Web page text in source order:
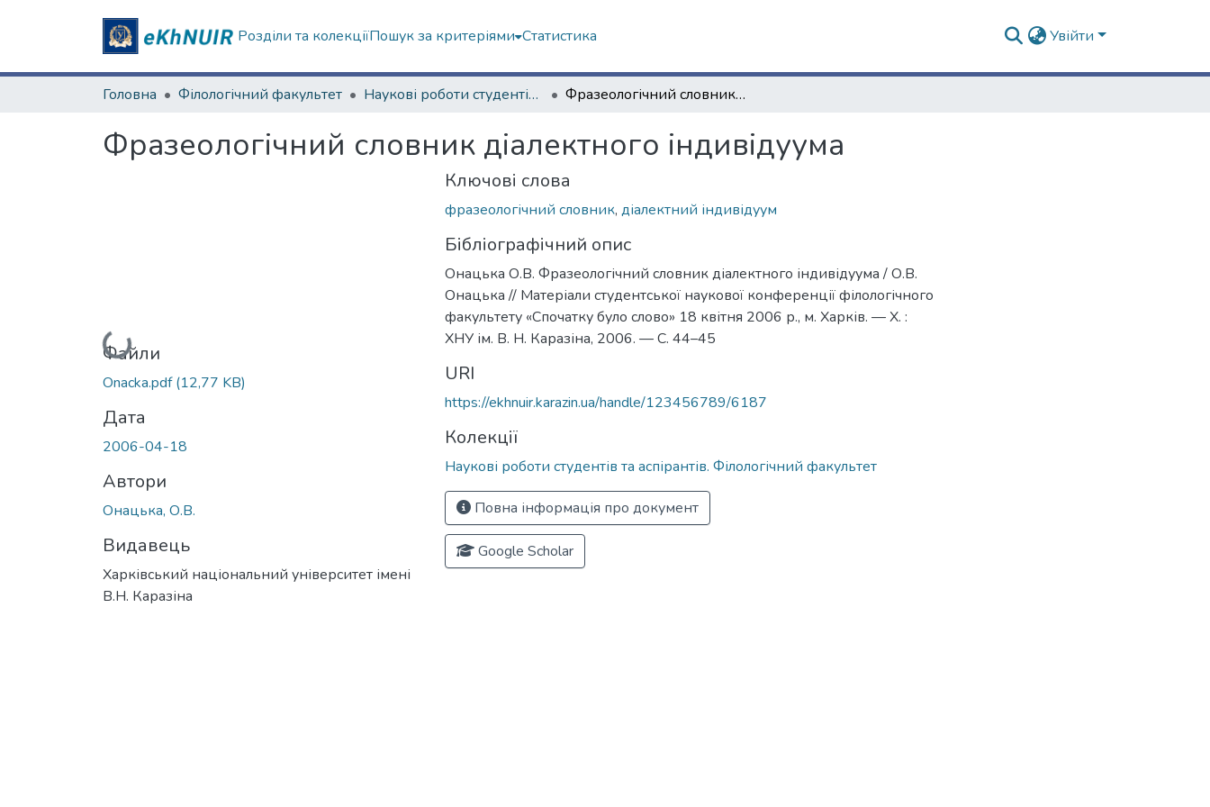
Розділи та колекціїПошук за критеріями Статистика Увійти
Головна Філологічний факультет Наукові роботи студентів та аспірантів. Філологічний факультет Фразеологічний словник діалектного індивідуума
Фразеологічний словник діалектного індивідуума
Вантажиться...
Файли
Onacka.pdf(12,77 KB)
Дата
2006-04-18
Автори
Онацька, О.В.
Видавець
Харківський національний університет імені
В.Н. Каразіна
Ключові слова
фразеологічний словник, діалектний індивідуум
Бібліографічний опис
Онацька О.В. Фразеологічний словник діалектного індивідуума / О.В.
Онацька // Матеріали студентської наукової конференції філологічного
факультету «Спочатку було слово» 18 квітня 2006 р., м. Харків. — Х. :
ХНУ ім. В. Н. Каразіна, 2006. — С. 44–45
URI
https://ekhnuir.karazin.ua/handle/123456789/6187
Колекції
Наукові роботи студентів та аспірантів. Філологічний факультет
Повна інформація про документ
Google Scholar